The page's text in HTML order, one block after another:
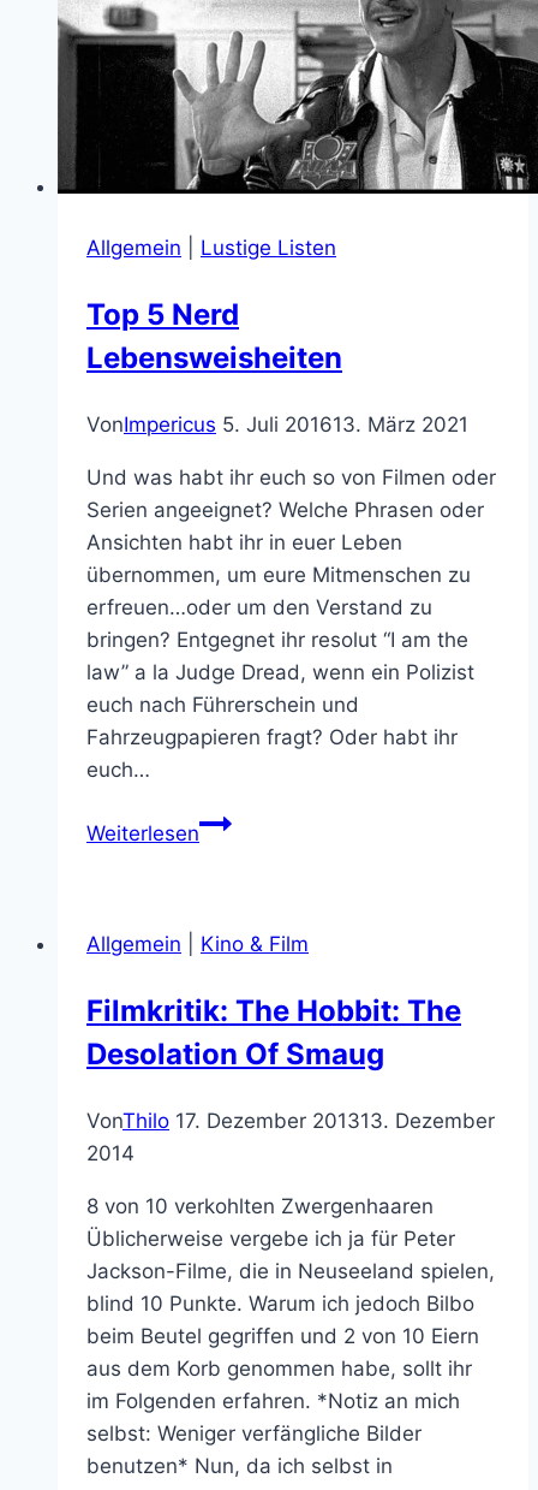
Schlagabtausch
Allgemein Lustige Listen
Top 5 Nerd
Lebensweisheiten
VonImpericus 5. Juli 201613. März 2021
Und was habt ihr euch so von Filmen oder
Serien angeeignet? Welche Phrasen oder
Ansichten habt ihr in euer Leben
übernommen, um eure Mitmenschen zu
erfreuen…oder um den Verstand zu
bringen? Entgegnet ihr resolut “I am the
law” a la Judge Dread, wenn ein Polizist
euch nach Führerschein und
Fahrzeugpapieren fragt? Oder habt ihr
euch…
WeiterlesenTop
Allgemein
Kino & Film
Filmkritik: The Hobbit: The
Desolation Of Smaug
VonThilo 17. Dezember 201313. Dezember
2014
8 von 10 verkohlten Zwergenhaaren
Üblicherweise vergebe ich ja für Peter
Jackson-Filme, die in Neuseeland spielen,
blind 10 Punkte. Warum ich jedoch Bilbo
beim Beutel gegriffen und 2 von 10 Eiern
aus dem Korb genommen habe, sollt ihr
im Folgenden erfahren. *Notiz an mich
selbst: Weniger verfängliche Bilder
benutzen* Nun, da ich selbst in